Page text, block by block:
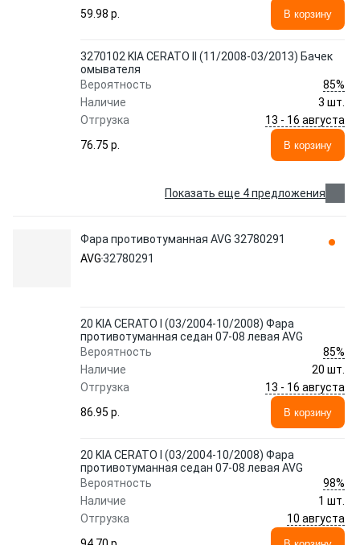
59.98 p.
В корзину
3270102 KIA CERATO II (11/2008-03/2013) Бачек
омывателя
Вероятность
85%
Наличие
3 шт.
Отгрузка
13 - 16 августа
76.75 p.
В корзину
Показать еще 4 предложения
Фара противотуманная AVG 32780291
AVG32780291
20 KIA CERATO I (03/2004-10/2008) Фара
противотуманная седан 07-08 левая AVG
Вероятность
85%
Наличие
20 шт.
Отгрузка
13 - 16 августа
86.95 p.
В корзину
20 KIA CERATO I (03/2004-10/2008) Фара
противотуманная седан 07-08 левая AVG
Вероятность
98%
Наличие
1 шт.
Отгрузка
10 августа